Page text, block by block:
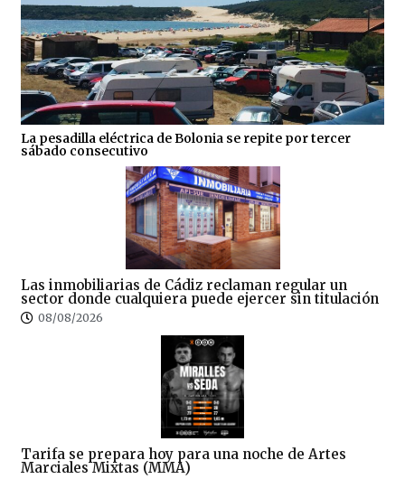
La pesadilla eléctrica de Bolonia se repite por tercer
sábado consecutivo
Las inmobiliarias de Cádiz reclaman regular un
sector donde cualquiera puede ejercer sin titulación
08/08/2026
Tarifa se prepara hoy para una noche de Artes
Marciales Mixtas (MMA)